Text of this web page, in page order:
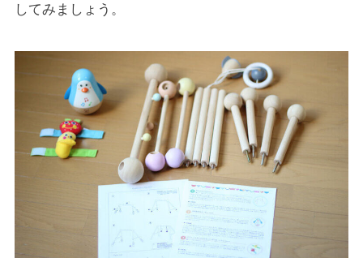
してみましょう。